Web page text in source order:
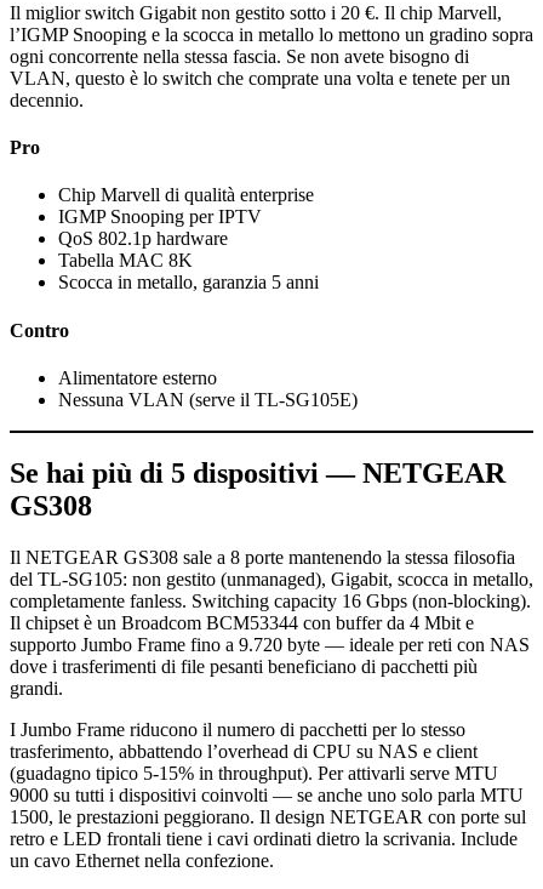
Il miglior switch Gigabit non gestito sotto i 20 €. Il chip Marvell,
l’IGMP Snooping e la scocca in metallo lo mettono un gradino sopra
ogni concorrente nella stessa fascia. Se non avete bisogno di
VLAN, questo è lo switch che comprate una volta e tenete per un
decennio.
Pro
Chip Marvell di qualità enterprise
IGMP Snooping per IPTV
QoS 802.1p hardware
Tabella MAC 8K
Scocca in metallo, garanzia 5 anni
Contro
Alimentatore esterno
Nessuna VLAN (serve il TL-SG105E)
Se hai più di 5 dispositivi — NETGEAR
GS308
Il NETGEAR GS308 sale a 8 porte mantenendo la stessa filosofia
del TL-SG105: non gestito (unmanaged), Gigabit, scocca in metallo,
completamente fanless. Switching capacity 16 Gbps (non-blocking).
Il chipset è un Broadcom BCM53344 con buffer da 4 Mbit e
supporto Jumbo Frame fino a 9.720 byte — ideale per reti con NAS
dove i trasferimenti di file pesanti beneficiano di pacchetti più
grandi.
I Jumbo Frame riducono il numero di pacchetti per lo stesso
trasferimento, abbattendo l’overhead di CPU su NAS e client
(guadagno tipico 5-15% in throughput). Per attivarli serve MTU
9000 su tutti i dispositivi coinvolti — se anche uno solo parla MTU
1500, le prestazioni peggiorano. Il design NETGEAR con porte sul
retro e LED frontali tiene i cavi ordinati dietro la scrivania. Include
un cavo Ethernet nella confezione.